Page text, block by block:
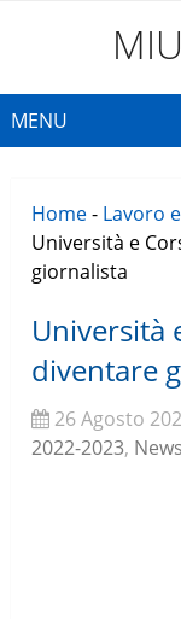
MENU
Home- Lavoro
Università e
giornalista
Università
diventare
26 Agosto
2022-2023,